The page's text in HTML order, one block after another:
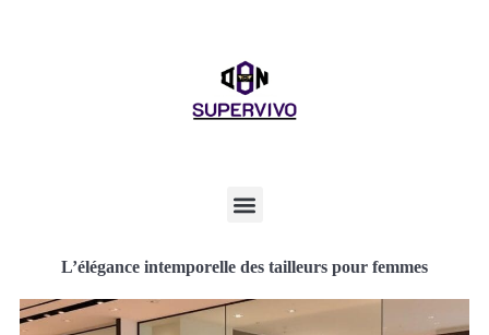
L’élégance intemporelle des tailleurs pour femmes